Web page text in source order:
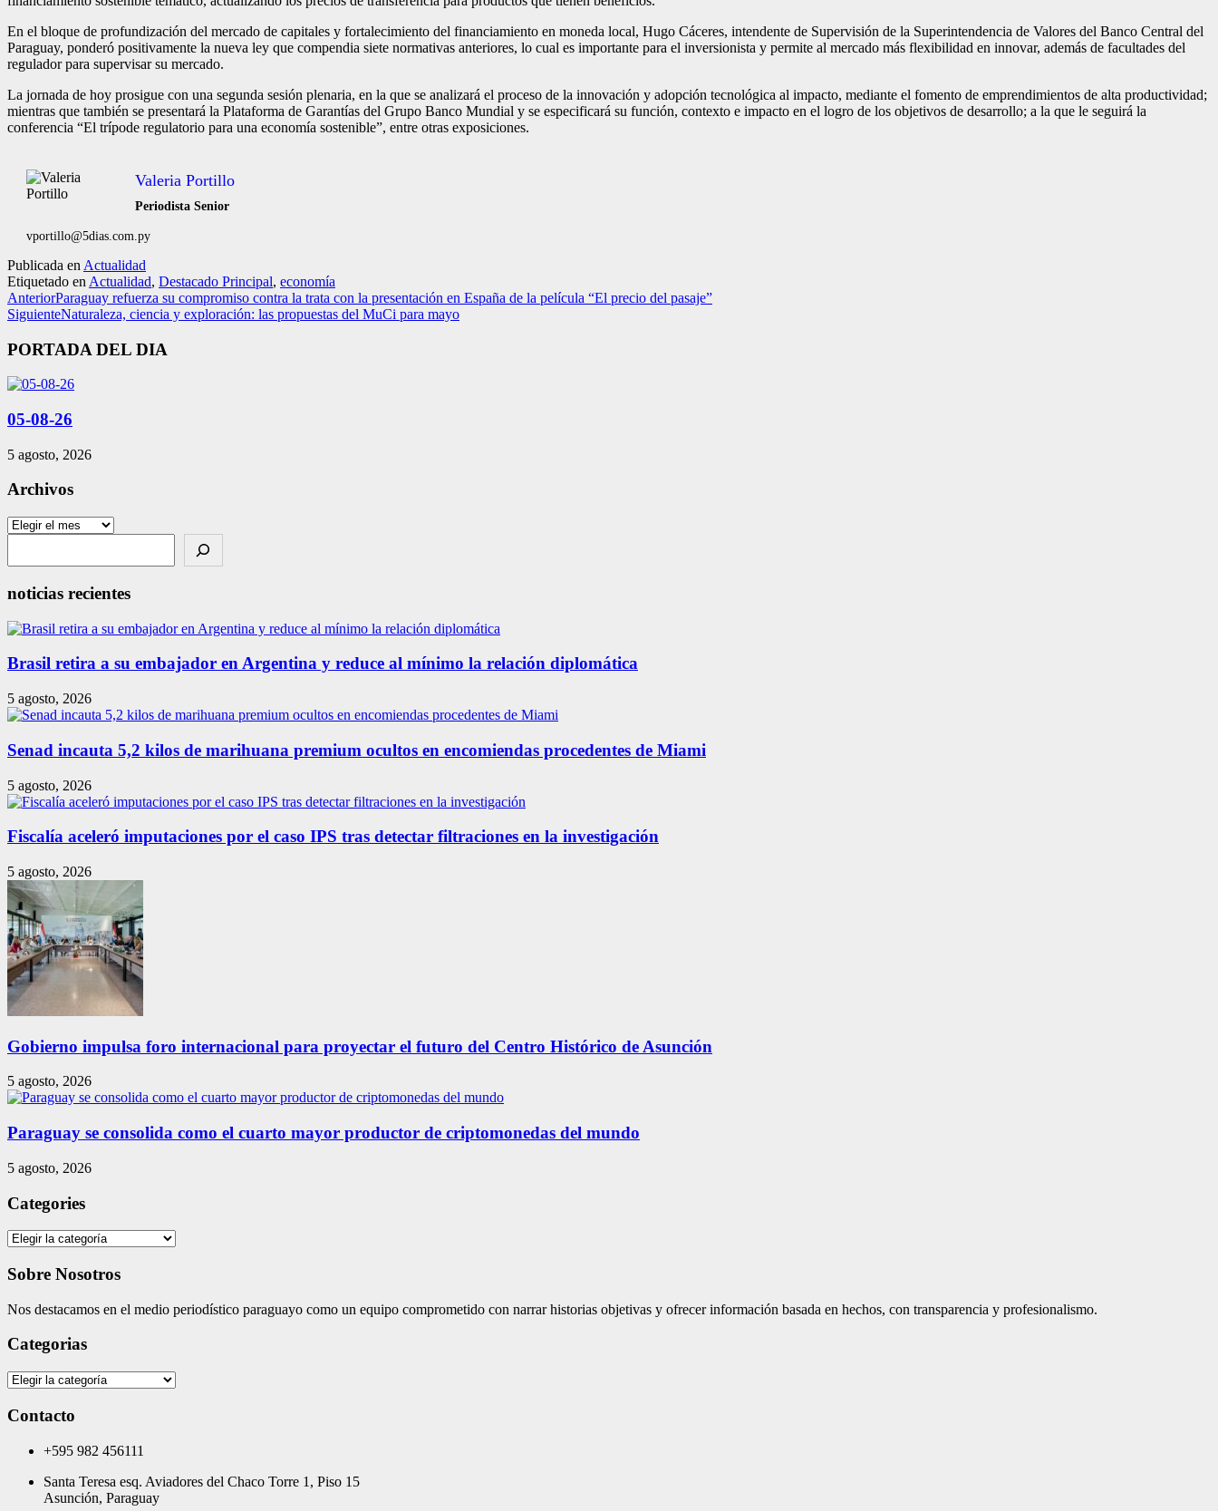
En el bloque de profundización del mercado de capitales y fortalecimiento del financiamiento en moneda local, Hugo Cáceres, intendente de Supervisión de la Superintendencia de Valores del Banco Central del
Paraguay, ponderó positivamente la nueva ley que compendia siete normativas anteriores, lo cual es importante para el inversionista y permite al mercado más flexibilidad en innovar, además de facultades del
regulador para supervisar su mercado.
La jornada de hoy prosigue con una segunda sesión plenaria, en la que se analizará el proceso de la innovación y adopción tecnológica al impacto, mediante el fomento de emprendimientos de alta productividad;
mientras que también se presentará la Plataforma de Garantías del Grupo Banco Mundial y se especificará su función, contexto e impacto en el logro de los objetivos de desarrollo; a la que le seguirá la
conferencia “El trípode regulatorio para una economía sostenible”, entre otras exposiciones.
Valeria Portillo
Periodista Senior
vportillo@5dias.com.py
Publicada en Actualidad
Etiquetado en Actualidad, Destacado Principal, economía
AnteriorParaguay refuerza su compromiso contra la trata con la presentación en España de la película “El precio del pasaje”
SiguienteNaturaleza, ciencia y exploración: las propuestas del MuCi para mayo
PORTADA DEL DIA
05-08-26
5 agosto, 2026
Archivos
Archivos
noticias recientes
Brasil retira a su embajador en Argentina y reduce al mínimo la relación diplomática
5 agosto, 2026
Senad incauta 5,2 kilos de marihuana premium ocultos en encomiendas procedentes de Miami
5 agosto, 2026
Fiscalía aceleró imputaciones por el caso IPS tras detectar filtraciones en la investigación
5 agosto, 2026
Gobierno impulsa foro internacional para proyectar el futuro del Centro Histórico de Asunción
5 agosto, 2026
Paraguay se consolida como el cuarto mayor productor de criptomonedas del mundo
5 agosto, 2026
Categories
Categories
Sobre Nosotros
Nos destacamos en el medio periodístico paraguayo como un equipo comprometido con narrar historias objetivas y ofrecer información basada en hechos, con transparencia y profesionalismo.
Categorias
Categorias
Contacto
+595 982 456111
Santa Teresa esq. Aviadores del Chaco Torre 1, Piso 15
Asunción, Paraguay